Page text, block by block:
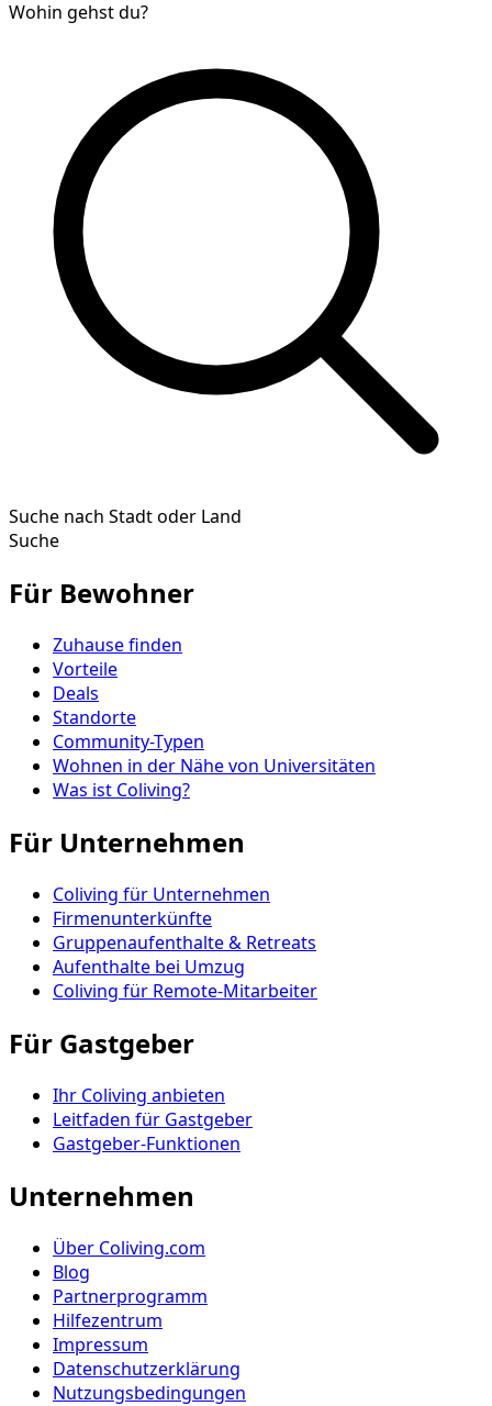
Wohin gehst du?
Suche nach Stadt oder Land
Suche
Für Bewohner
Zuhause finden
Vorteile
Deals
Standorte
Community-Typen
Wohnen in der Nähe von Universitäten
Was ist Coliving?
Für Unternehmen
Coliving für Unternehmen
Firmenunterkünfte
Gruppenaufenthalte & Retreats
Aufenthalte bei Umzug
Coliving für Remote-Mitarbeiter
Für Gastgeber
Ihr Coliving anbieten
Leitfaden für Gastgeber
Gastgeber-Funktionen
Unternehmen
Über Coliving.com
Blog
Partnerprogramm
Hilfezentrum
Impressum
Datenschutzerklärung
Nutzungsbedingungen